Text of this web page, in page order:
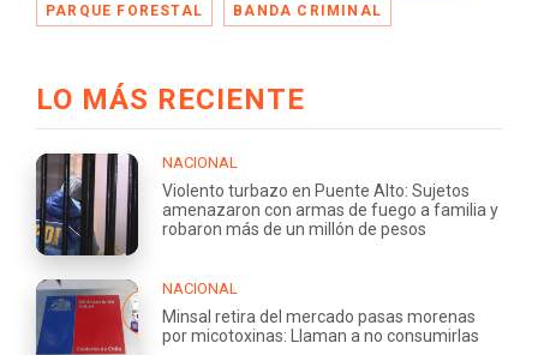
PARQUE FORESTAL BANDA CRIMINAL
LO MÁS RECIENTE
NACIONAL
Violento turbazo en Puente Alto: Sujetos
amenazaron con armas de fuego a familia y
robaron más de un millón de pesos
NACIONAL
Minsal retira del mercado pasas morenas
por micotoxinas: Llaman a no consumirlas